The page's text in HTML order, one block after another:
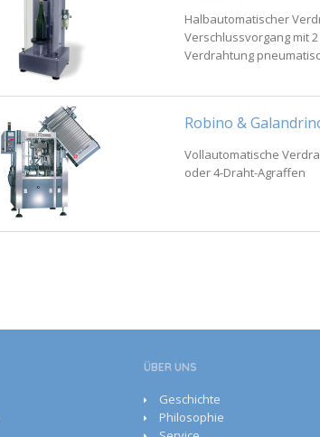
Halbautomatischer
Verschlussvorgang mit
Verdrahtung
Robino &
Vollautomatische
oder 4-Draht-Agraffen
ÜBER UNS
Geschichte
Philosophie